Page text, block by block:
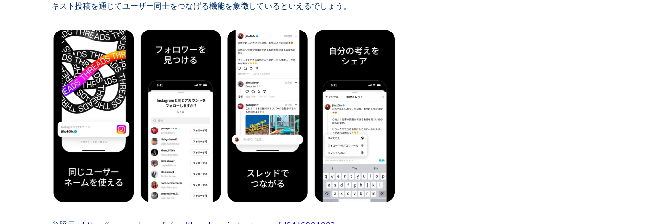
キスト投稿を通じてユーザー同士をつなげる機能を象徴しているといえるでしょう。